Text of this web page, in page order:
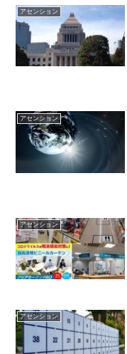
アセンション
アセンション
アセンション
アセンション